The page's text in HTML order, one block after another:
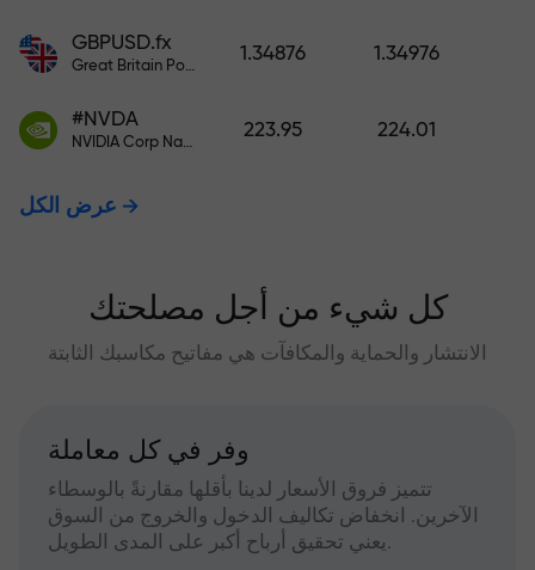
GBPUSD.fx
Great Britain Pound vs US Dollar
1.34876 1.34976
#NVDA
NVIDIA Corp Nasdaq Stock Exchange (Nasdaq) USD
223.95 224.01
عرض الكل
كل شيء من أجل مصلحتك
الانتشار والحماية والمكافآت هي مفاتيح مكاسبك الثابتة
وفر في كل معاملة
تتميز فروق الأسعار لدينا بأقلها مقارنةً بالوسطاء
الآخرين. انخفاض تكاليف الدخول والخروج من السوق
يعني تحقيق أرباح أكبر على المدى الطويل.